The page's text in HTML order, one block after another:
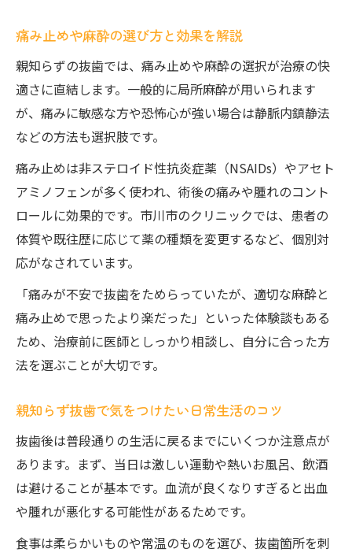
痛み止めや麻酔の選び方と効果を解説
親知らずの抜歯では、痛み止めや麻酔の選択が治療の快
適さに直結します。一般的に局所麻酔が用いられます
が、痛みに敏感な方や恐怖心が強い場合は静脈内鎮静法
などの方法も選択肢です。
痛み止めは非ステロイド性抗炎症薬（NSAIDs）やアセト
アミノフェンが多く使われ、術後の痛みや腫れのコント
ロールに効果的です。市川市のクリニックでは、患者の
体質や既往歴に応じて薬の種類を変更するなど、個別対
応がなされています。
「痛みが不安で抜歯をためらっていたが、適切な麻酔と
痛み止めで思ったより楽だった」といった体験談もある
ため、治療前に医師としっかり相談し、自分に合った方
法を選ぶことが大切です。
親知らず抜歯で気をつけたい日常生活のコツ
抜歯後は普段通りの生活に戻るまでにいくつか注意点が
あります。まず、当日は激しい運動や熱いお風呂、飲酒
は避けることが基本です。血流が良くなりすぎると出血
や腫れが悪化する可能性があるためです。
食事は柔らかいものや常温のものを選び、抜歯箇所を刺